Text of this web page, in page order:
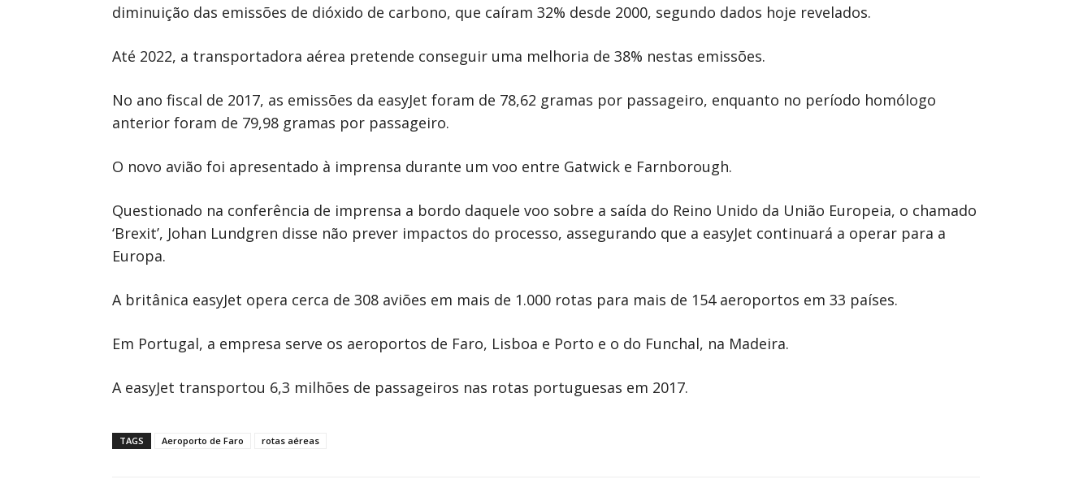
diminuição das emissões de dióxido de carbono, que caíram 32% desde 2000, segundo dados hoje revelados.
Até 2022, a transportadora aérea pretende conseguir uma melhoria de 38% nestas emissões.
No ano fiscal de 2017, as emissões da easyJet foram de 78,62 gramas por passageiro, enquanto no período homólogo
anterior foram de 79,98 gramas por passageiro.
O novo avião foi apresentado à imprensa durante um voo entre Gatwick e Farnborough.
Questionado na conferência de imprensa a bordo daquele voo sobre a saída do Reino Unido da União Europeia, o chamado
‘Brexit’, Johan Lundgren disse não prever impactos do processo, assegurando que a easyJet continuará a operar para a
Europa.
A britânica easyJet opera cerca de 308 aviões em mais de 1.000 rotas para mais de 154 aeroportos em 33 países.
Em Portugal, a empresa serve os aeroportos de Faro, Lisboa e Porto e o do Funchal, na Madeira.
A easyJet transportou 6,3 milhões de passageiros nas rotas portuguesas em 2017.
TAGS Aeroporto de Faro rotas aéreas